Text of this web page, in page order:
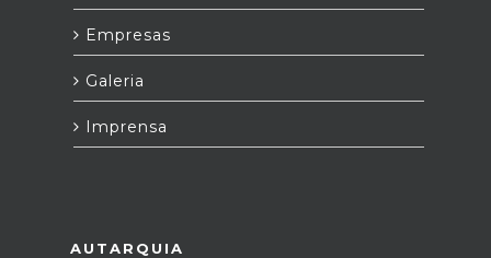
Empresas
Galeria
Imprensa
AUTARQUIA